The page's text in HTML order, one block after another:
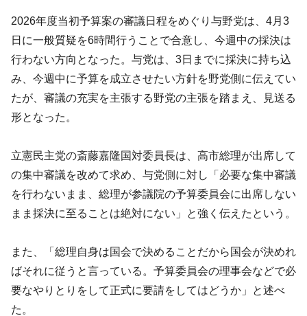
2026年度当初予算案の審議日程をめぐり与野党は、4月3
日に一般質疑を6時間行うことで合意し、今週中の採決は
行わない方向となった。与党は、3日までに採決に持ち込
み、今週中に予算を成立させたい方針を野党側に伝えてい
たが、審議の充実を主張する野党の主張を踏まえ、見送る
形となった。
立憲民主党の斎藤嘉隆国対委員長は、高市総理が出席して
の集中審議を改めて求め、与党側に対し「必要な集中審議
を行わないまま、総理が参議院の予算委員会に出席しない
まま採決に至ることは絶対にない」と強く伝えたという。
また、「総理自身は国会で決めることだから国会が決めれ
ばそれに従うと言っている。予算委員会の理事会などで必
要なやりとりをして正式に要請をしてはどうか」と述べ
た。